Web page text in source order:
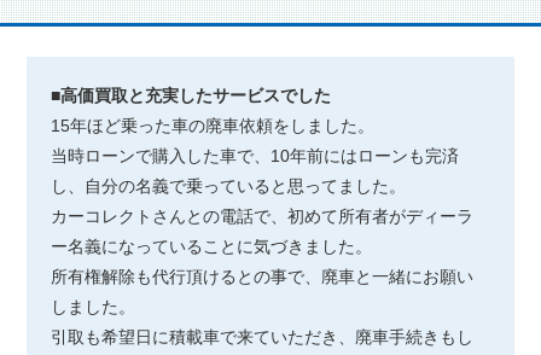
■高価買取と充実したサービスでした
15年ほど乗った車の廃車依頼をしました。
当時ローンで購入した車で、10年前にはローンも完済
し、自分の名義で乗っていると思ってました。
カーコレクトさんとの電話で、初めて所有者がディーラ
ー名義になっていることに気づきました。
所有権解除も代行頂けるとの事で、廃車と一緒にお願い
しました。
引取も希望日に積載車で来ていただき、廃車手続きもし